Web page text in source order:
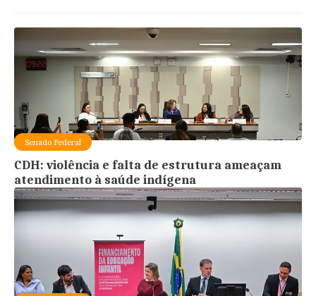
Senado Federal
CDH: violência e falta de estrutura ameaçam
atendimento à saúde indígena